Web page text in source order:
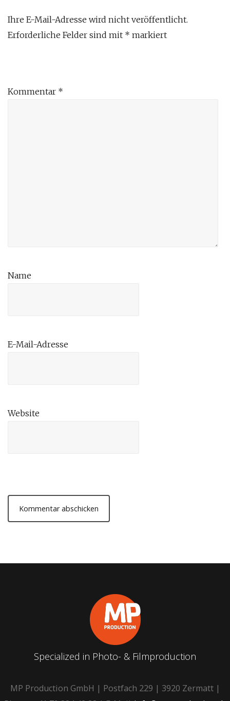
Ihre E-Mail-Adresse wird nicht veröffentlicht.
Erforderliche Felder sind mit * markiert
Kommentar *
Name
E-Mail-Adresse
Website
Specialized in Photo- & Filmproduction
MP Production GmbH | Postfach 229 | 3920 Zermatt |